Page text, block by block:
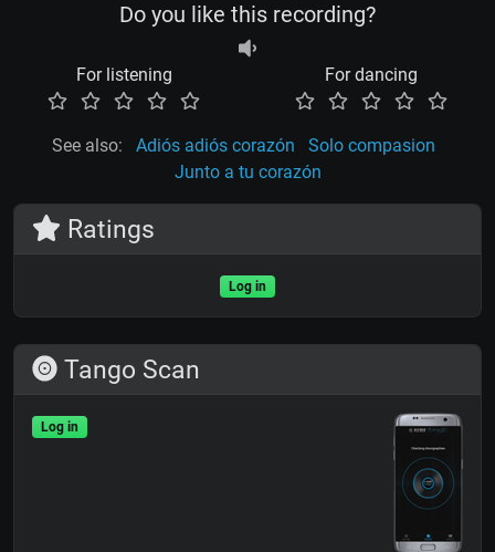
Do you like this recording?
For listening For dancing
See also: Adiós adiós corazón
Solo compasion
Junto a tu corazón
Ratings
Log in
Tango Scan
Log in